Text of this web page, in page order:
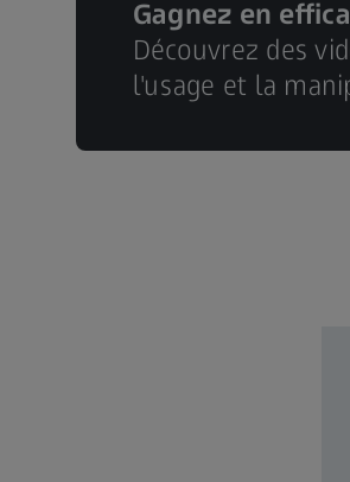
Gagnez en
Découvrez des
l'usage et la